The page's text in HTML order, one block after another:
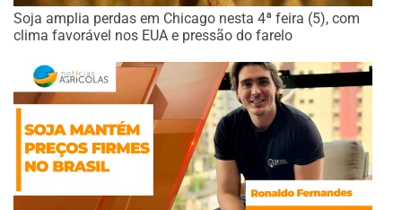
Soja amplia perdas em Chicago nesta 4ª feira (5), com
clima favorável nos EUA e pressão do farelo